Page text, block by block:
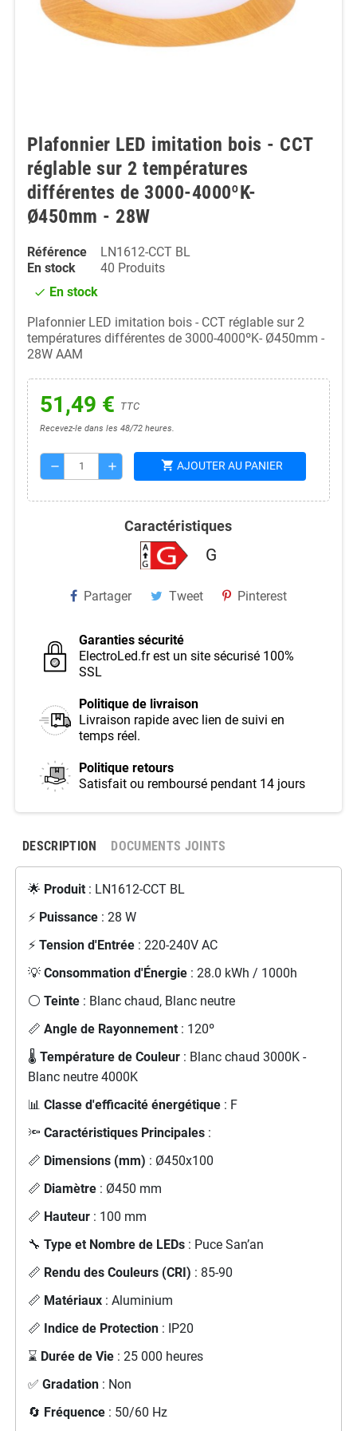
Plafonnier LED imitation bois - CCT
réglable sur 2 températures
différentes de 3000-4000ºK-
Ø450mm - 28W
Référence
LN1612-CCT BL
En stock
40 Produits
check En stock
Plafonnier LED imitation bois - CCT réglable sur 2
températures différentes de 3000-4000ºK- Ø450mm -
28W AAM
51,49 € TTC
Recevez-le dans les 48/72 heures.
remove add shopping_cart AJOUTER AU PANIER
Caractéristiques
G
Partager Tweet Pinterest
Garanties sécurité
ElectroLed.fr est un site sécurisé 100%
SSL
Politique de livraison
Livraison rapide avec lien de suivi en
temps réel.
Politique retours
Satisfait ou remboursé pendant 14 jours
DESCRIPTION DOCUMENTS JOINTS
🌟 Produit: LN1612-CCT BL
⚡ Puissance: 28 W
⚡ Tension d'Entrée: 220-240V AC
💡 Consommation d'Énergie: 28.0 kWh / 1000h
⚪ Teinte: Blanc chaud, Blanc neutre
📏 Angle de Rayonnement: 120º
🌡️ Température de Couleur: Blanc chaud 3000K -
Blanc neutre 4000K
📊 Classe d'efficacité énergétique: F
🔦 Caractéristiques Principales:
📏 Dimensions (mm) : Ø450x100
📏 Diamètre: Ø450 mm
📏 Hauteur: 100 mm
🔧 Type et Nombre de LEDs: Puce San’an
📏 Rendu des Couleurs (CRI) : 85-90
📏 Matériaux: Aluminium
📏 Indice de Protection: IP20
⌛ Durée de Vie: 25 000 heures
✅ Gradation: Non
🔄 Fréquence: 50/60 Hz